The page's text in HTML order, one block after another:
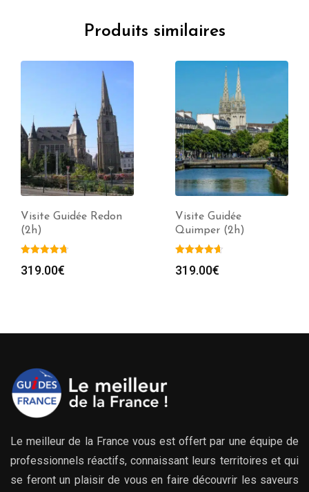
Produits similaires
Visite Guidée Redon
(2h)
319.00€
Visite Guidée
Quimper (2h)
319.00€
Le meilleur de la France vous est offert par une équipe de
professionnels réactifs, connaissant leurs territoires et qui
se feront un plaisir de vous en faire découvrir les saveurs